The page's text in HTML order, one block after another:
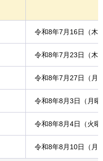
令和8年7月16日（木
令和8年7月23日（木
令和8年7月27日（月
令和8年8月3日（月
令和8年8月4日（火曜
令和8年8月10日（月